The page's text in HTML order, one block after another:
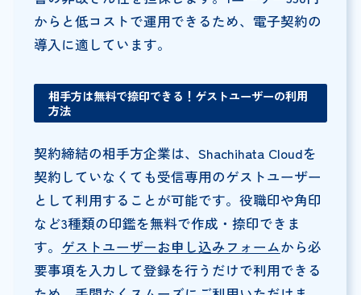
からと低コストで運用できるため、電子契約の
導入に適しています。
相手方は無料で捺印できる！ゲストユーザーの利用
方法
契約締結の相手方企業は、Shachihata Cloudを
契約していなくても受信専用のゲストユーザー
として利用することが可能です。役職印や角印
など3種類の印鑑を無料で作成・捺印できま
す。 ゲストユーザーお申し込みフォームから必
要事項を入力して登録を行うだけで利用できる